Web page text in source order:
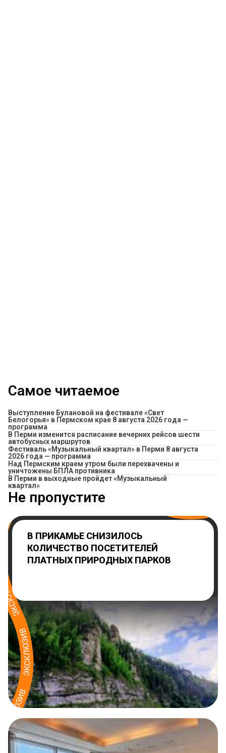
Самое читаемое
Выступление Булановой на фестивале «Свет
Белогорья» в Пермском крае 8 августа 2026 года —
программа
​В Перми изменится расписание вечерних рейсов шести
автобусных маршрутов
Фестиваль «Музыкальный квартал» в Перми 8 августа
2026 года — программа
Над Пермским краем утром были перехвачены и
уничтожены БПЛА противника
В Перми в выходные пройдет «Музыкальный
квартал»
Не пропустите
В ПРИКАМЬЕ СНИЗИЛОСЬ
КОЛИЧЕСТВО ПОСЕТИТЕЛЕЙ
ПЛАТНЫХ ПРИРОДНЫХ ПАРКОВ